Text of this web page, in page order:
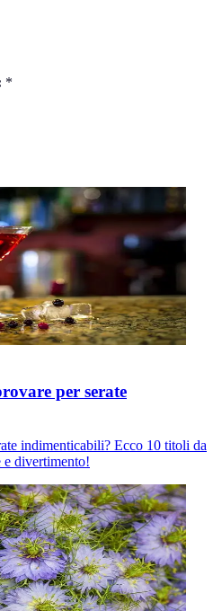
*
per serate
indimenticabili? Ecco 10 titoli da
e divertimento!